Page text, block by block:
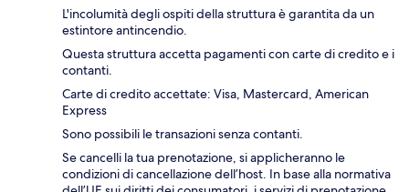
L'incolumità degli ospiti della struttura è garantita da un
estintore antincendio.
Questa struttura accetta pagamenti con carte di credito e i
contanti.
Carte di credito accettate: Visa, Mastercard, American
Express
Sono possibili le transazioni senza contanti.
Se cancelli la tua prenotazione, si applicheranno le
condizioni di cancellazione dell’host. In base alla normativa